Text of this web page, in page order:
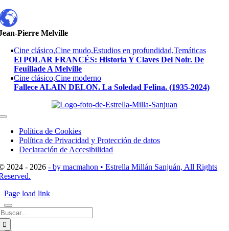
Pierre Melville
Cine clásico,Cine mudo,Estudios en profundidad,Temáticas
El POLAR FRANCÉS: Historia Y Claves Del Noir. De
Feuillade A Melville
Cine clásico,Cine moderno
Fallece ALAIN DELON. La Soledad Felina. (1935-2024)
Toggle
NavigationPolítica de Cookies
Política de Privacidad y Protección de datos
Declaración de Accesibilidad
2024 - 2026- by macmahon • Estrella Millán Sanjuán, All Rights
Page load link